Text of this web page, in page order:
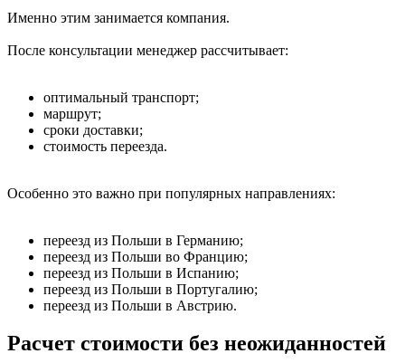
Именно этим занимается компания.
После консультации менеджер рассчитывает:
оптимальный транспорт;
маршрут;
сроки доставки;
стоимость переезда.
Особенно это важно при популярных направлениях:
переезд из Польши в Германию;
переезд из Польши во Францию;
переезд из Польши в Испанию;
переезд из Польши в Португалию;
переезд из Польши в Австрию.
Расчет стоимости без неожиданностей